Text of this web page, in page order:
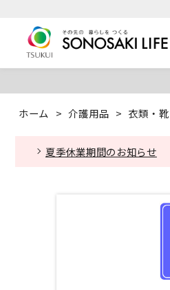
ホーム > 介護用品 > 衣類・靴
夏季休業期間のお知らせ